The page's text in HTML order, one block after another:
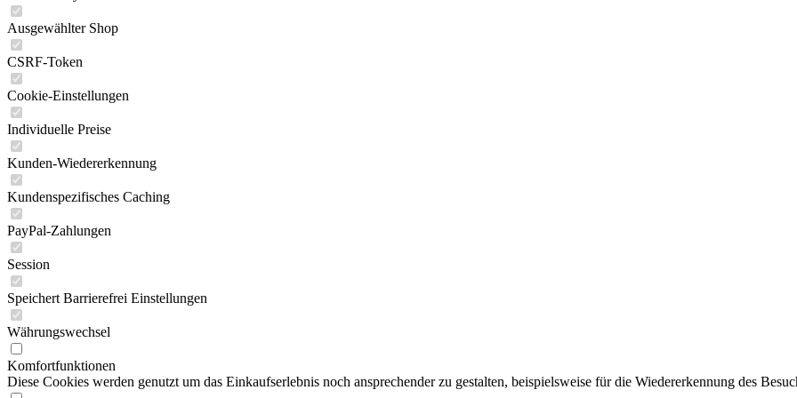
Ausgewählter Shop
CSRF-Token
Cookie-Einstellungen
Individuelle Preise
Kunden-Wiedererkennung
Kundenspezifisches Caching
PayPal-Zahlungen
Session
Speichert Barrierefrei Einstellungen
Währungswechsel
Komfortfunktionen
Diese Cookies werden genutzt um das Einkaufserlebnis noch ansprechender zu gestalten, beispielsweise für die Wiedererkennung des